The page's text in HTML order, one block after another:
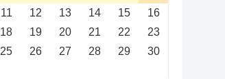
11 12 13 14 15
16
18 19 20 21 22
23
25 26 27 28 29
30